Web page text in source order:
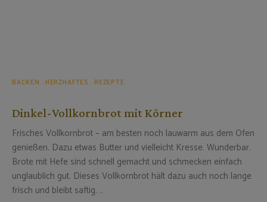
BACKEN HERZHAFTES REZEPTE
Dinkel-Vollkornbrot mit Körner
Frisches Vollkornbrot – am besten noch lauwarm aus dem Ofen
genießen. Dazu etwas Butter und vielleicht Kresse. Wunderbar.
Brote mit Hefe sind schnell gemacht und schmecken einfach
unglaublich gut. Dieses Vollkornbrot hält dazu auch noch lange
frisch und bleibt saftig. …